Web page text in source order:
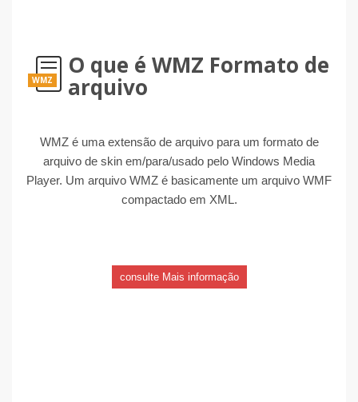
WMZ
O que é WMZ Formato de
arquivo
WMZ é uma extensão de arquivo para um formato de
arquivo de skin em/para/usado pelo Windows Media
Player. Um arquivo WMZ é basicamente um arquivo WMF
compactado em XML.
consulte Mais informação